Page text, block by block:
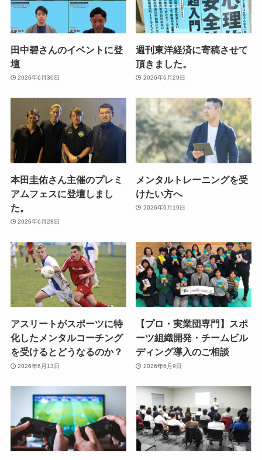
田中碧さんのイベントに登
壇
2026年6月30日
週刊東洋経済に寄稿させて
頂きました。
2026年6月29日
本田圭佑さん主催のプレミ
アムフェスに登壇しまし
た。
2026年6月28日
メンタルトレーニングを受
けたい方へ
2026年6月19日
アスリートがスポーツに特
化したメンタルコーチング
を受けるとどうなるのか？
2026年6月13日
【プロ・実業団専門】スポ
ーツ組織開発・チームビル
ディング導入のご相談
2026年6月9日